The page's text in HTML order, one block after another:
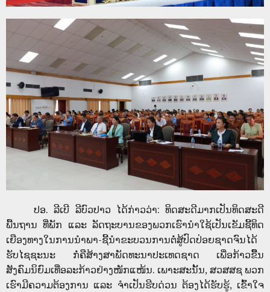
ປອ. ລີເບີ ລີບົວປາວ ໄດ້ກ່າວວ່າ: ທິດສະດີມາກເປັນທິດສະດີ
ພື້ນຖານ ທີ່ພັກ ແລະ ລັດຖະບານຂອງພວກເຮົານຳໃຊ້ເປັນເຂັມຊີ້ທິດ
ເຍືອງທາງໃນການນຳພາ-ຊີ້ນຳຂະບວນການຕໍ່ສູ້ປົດປ່ອຍຊາດຈົນໄດ້
ຮັບໄຊຊະນະ ກໍ່ຄືສ້າງສາພັດທະນາປະເທດຊາດ ເພື່ອກ້າວຂືຶ້ນ
ສັງຄົມນິຍົມເທື່ອລະກ້າວຢ່າງໜັກແໜ້ນ. ເພາະສະນັ້ນ, ສວສສຊ ພວກ
ເຮົາມີຄວາມຕ້ອງການ ແລະ ຈຳເປັນຮີບດ່ວນ ຕ້ອງໄດ້ຮັບຮູ້, ເຂົ້າໃຈ